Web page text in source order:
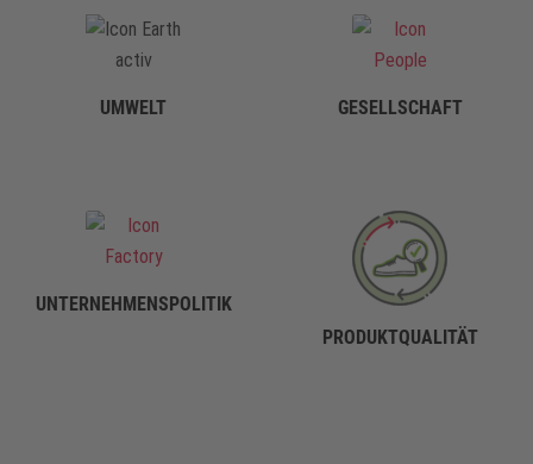
UMWELT GESELLSCHAFT
UNTERNEHMENSPOLITIK
PRODUKTQUALITÄT